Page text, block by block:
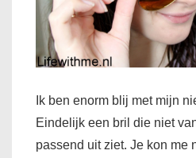
Ik ben enorm blij met mijn
Eindelijk een bril die niet
passend uit ziet. Je kon me